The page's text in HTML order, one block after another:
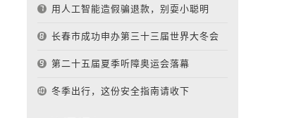
用人工智能造假骗退款，别耍小聪明
长春市成功申办第三十三届世界大冬会
第二十五届夏季听障奥运会落幕
冬季出行，这份安全指南请收下